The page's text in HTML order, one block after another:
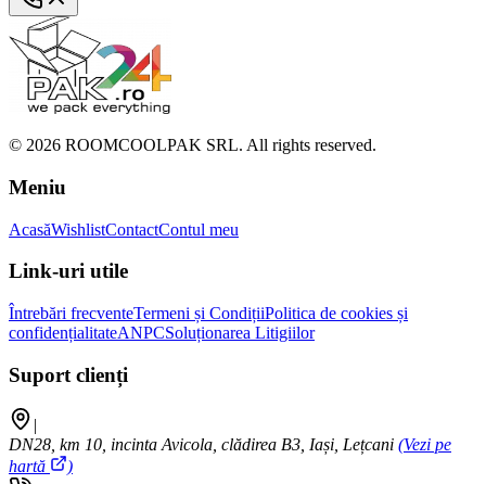
© 2026 ROOMCOOLPAK SRL. All rights reserved.
Meniu
AcasăWishlistContactContul meu
Link-uri utile
Întrebări frecventeTermeni și CondițiiPolitica de cookies și
confidențialitateANPCSoluționarea Litigiilor
Suport clienți
|
DN28, km 10, incinta Avicola, clădirea B3, Iași, Lețcani (Vezi pe
hartă
)